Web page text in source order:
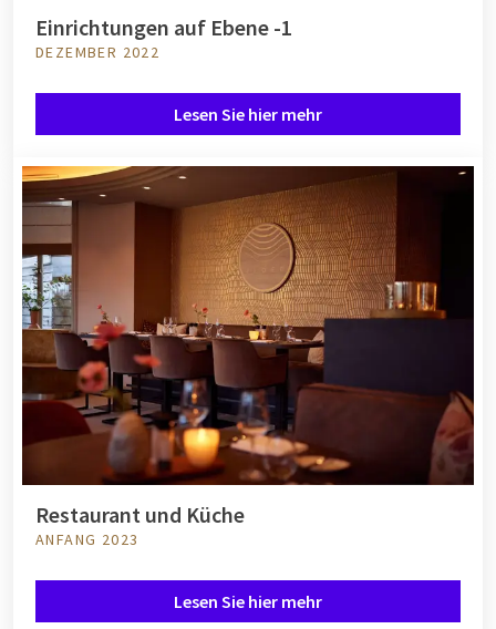
Einrichtungen auf Ebene -1
DEZEMBER 2022
Lesen Sie hier mehr
Restaurant und Küche
ANFANG 2023
Lesen Sie hier mehr